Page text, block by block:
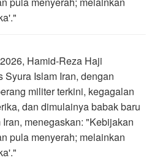
Hamid-Reza Haji
Islam Iran, dengan
militer terkini, kegagalan
dan dimulainya babak baru
menegaskan: "Kebijakan
pula menyerah; melainkan